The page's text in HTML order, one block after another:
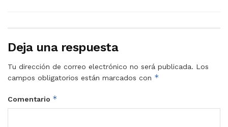
Deja una respuesta
Tu dirección de correo electrónico no será publicada. Los
campos obligatorios están marcados con *
Comentario *